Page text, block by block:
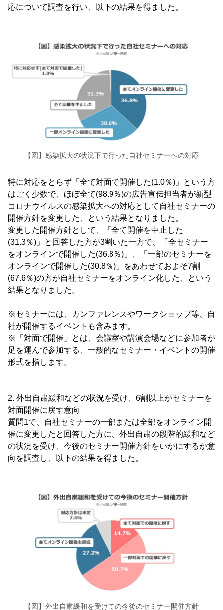
応について調査を行い、以下の結果を得ました。
【図】感染拡大の状況下で行った自社セミナーへの対応
特に対応をとらず「全て対面で開催した(1.0％)」という方
はごく少数で、ほぼ全て(98.9％)の広告宣伝担当者が新型
コロナウイルスの感染拡大への対応として自社セミナーの
開催方針を変更した、という結果となりました。
変更した開催方針として、「全て開催を中止した
(31.3％)」と回答した方が3割いた一方で、「全セミナー
をオンラインで開催した(36.8％)」、「一部のセミナーを
オンラインで開催した(30.8％)」をあわせておよそ7割
(67.6％)の方が自社セミナーをオンライン化した、という
結果となりました。
※セミナーには、カンファレンスやワークショップ等、自
社が開催するイベントも含みます。
※「対面で開催」とは、会議室や講演会場などに参加者が
足を運んで参加する、一般的なセミナー・イベントの開催
形式を指します。
2. 外出自粛緩和などの状況を受け、6割以上がセミナーを
対面開催に戻す意向
質問1で、自社セミナーの一部または全部をオンライン開
催に変更したと回答した方に、外出自粛の段階的緩和など
の状況を受け、今後のセミナー開催方針をいかにするか意
向を調査し、以下の結果を得ました。
【図】外出自粛緩和を受けての今後のセミナー開催方針